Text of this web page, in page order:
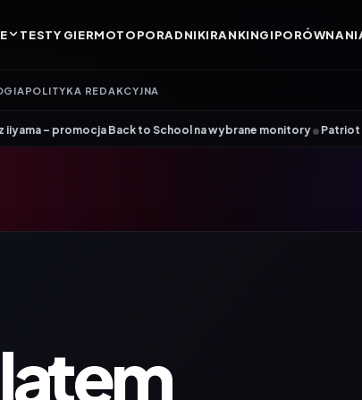
TESTY GIERMOTOPORADNIKIRANKINGI
POLITYKA REDAKCYJNA
Back to School na wybrane monitory•Patriot i ROG łączą